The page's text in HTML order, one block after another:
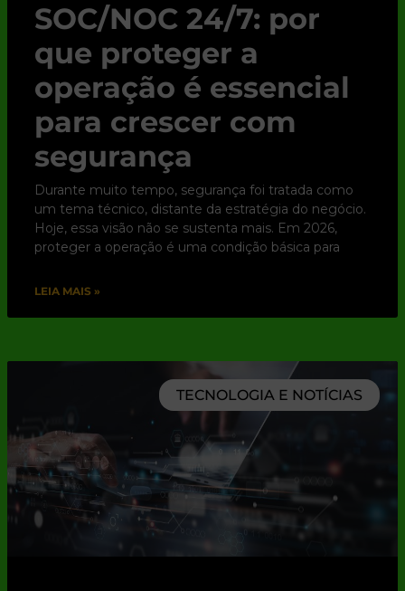
SOC/NOC 24/7: por
que proteger a
operação é essencial
para crescer com
segurança
Durante muito tempo, segurança foi tratada como
um tema técnico, distante da estratégia do negócio.
Hoje, essa visão não se sustenta mais. Em 2026,
proteger a operação é uma condição básica para
LEIA MAIS »
TECNOLOGIA E NOTÍCIAS